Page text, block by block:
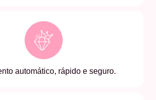
automático, rápido e seguro.